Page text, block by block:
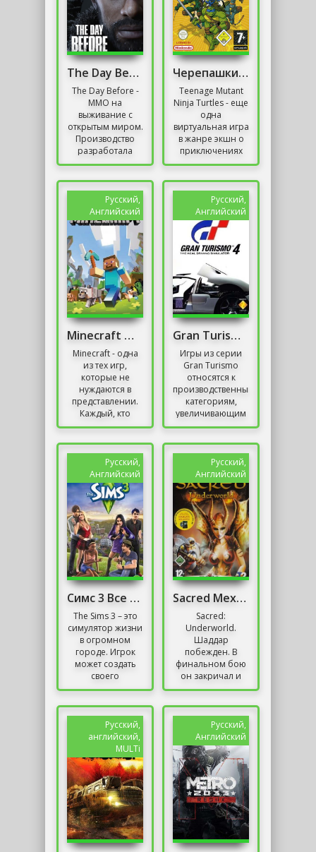
The Day Before
The Day Before -
MMO на
выживание с
открытым миром.
Производство
разработала
студия Fntastic, в
многопользовательский
шутер...
Черепашки Ниндзя 2003
Teenage Mutant
Ninja Turtles - еще
одна
виртуальная игра
в жанре экшн о
приключениях
квартета черепах-
проявления зла
с...
Русский,
Английский
Minecraft Механики
Minecraft - одна
из тех игр,
которые не
нуждаются в
представлении.
Каждый, кто
интересуется
слышал об этом
названии.
Многие люди...
Русский,
Английский
Gran Turismo 4
Игры из серии
Gran Turismo
относятся к
производственным
категориям,
увеличивающим
продажи
было продано 30
миллионов
копий...
Русский,
Английский
Симс 3 Все Дополнения
The Sims 3 – это
симулятор жизни
в огромном
городе. Игрок
может создать
своего
персонажа и
жизнь. Но игра
не заканчивается
после...
Русский,
Английский
Sacred Механики
Sacred:
Underworld.
Шаддар
побежден. В
финальном бою
он закричал и
упал в глубины
разрушения
башни на куски
Бессмертные...
Русский,
английский,
MULTi
Русский,
Английский